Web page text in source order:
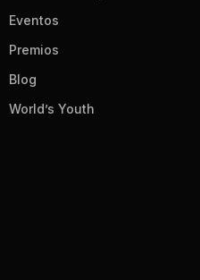
Eventos
Premios
Blog
World’s Youth